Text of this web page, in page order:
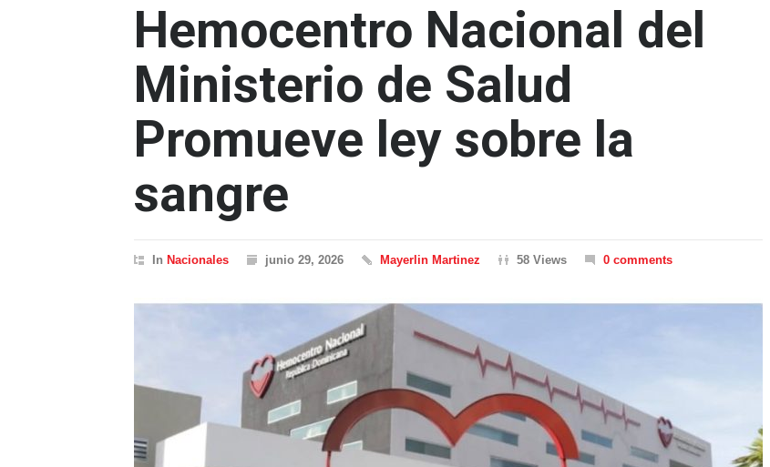
Hemocentro Nacional del
Ministerio de Salud
Promueve ley sobre la
sangre
In Nacionales junio 29, 2026 Mayerlin Martinez 58 Views 0 comments